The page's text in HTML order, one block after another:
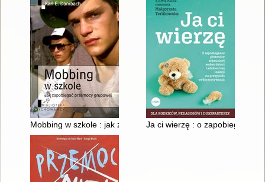
Mobbing w szkole : jak zapobiegać przemocy grupowej
Ja ci wierzę : o zapobieganiu